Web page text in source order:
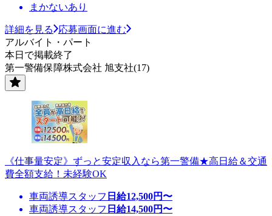
まかないあり
詳細を見る
応募画面に進む
アルバイト・パート
本日で掲載終了
第一警備保障株式会社 旭支社(17)
《仕事量安定》ずっと安定収入なら第一警備★高日給＆交通
費全額支給！未経験OK
車両誘導スタッフ 日給12,500円〜
車両誘導スタッフ 日給14,500円〜